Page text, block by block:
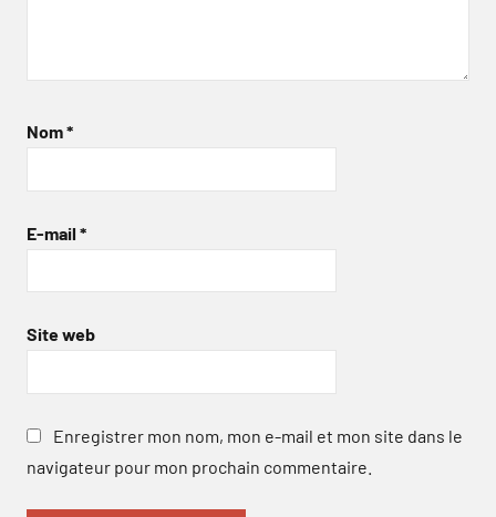
Nom*
E-mail *
Site web
Enregistrer mon nom, mon e-mail et mon site dans le
navigateur pour mon prochain commentaire.